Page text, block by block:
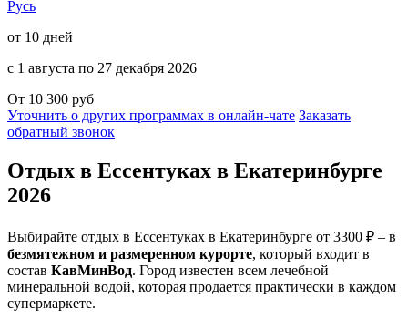
Русь
от 10 дней
с 1 августа по 27 декабря 2026
От 10 300 руб
Уточнить о других программах в онлайн-чате Заказать
обратный звонок
Отдых в Ессентуках в Екатеринбурге
2026
Выбирайте отдых в Ессентуках в Екатеринбурге от 3300 ₽ – в
безмятежном и размеренном курорте, который входит в
состав КавМинВод. Город известен всем лечебной
минеральной водой, которая продается практически в каждом
супермаркете.